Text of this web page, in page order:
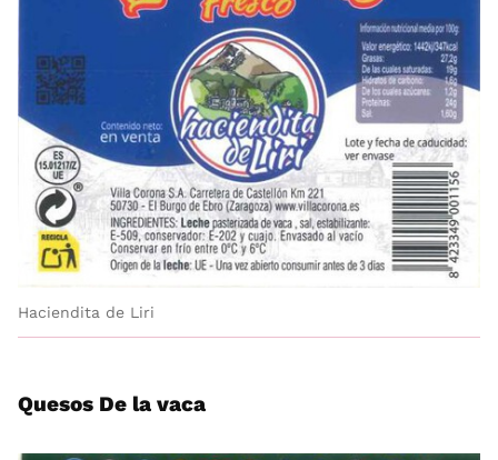
Haciendita de Liri
Quesos De la vaca